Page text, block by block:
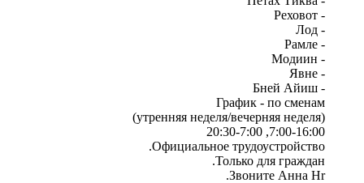
- Реховот
- Лод
- Рамле
- Модиин
- Явне
- Бней Айиш
График - по сменам
(утренняя неделя/вечерняя неделя)
7:00-16:00, 20:30-7:00
Официальное трудоустройство.
Только для граждан.
Звоните Анна Hr.